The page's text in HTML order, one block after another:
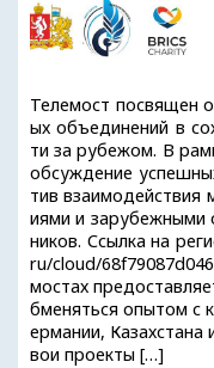
Телемост посвящен
ых объединений в
ти за рубежом. В
обсуждение
тив взаимодействия
иями и зарубежными
ников. Ссылка на
ru/cloud/
мостах
бменяться опытом с
ермании, Казахстана
вои проекты […]